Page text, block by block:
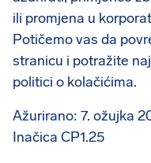
ili promjena u
Potičemo vas da
stranicu i potražite
politici o kolačićima.
Ažurirano: 7. ožujka
Inačica CP1.25